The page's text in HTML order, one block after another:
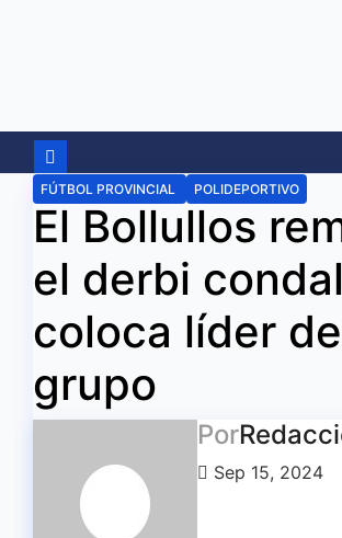
FÚTBOL PROVINCIAL POLIDEPORTIVO
El Bollullos
el derbi
coloca líder
grupo
Por
Sep 15, 2024